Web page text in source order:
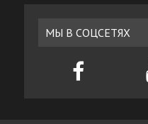
МЫ В СОЦСЕТЯХ